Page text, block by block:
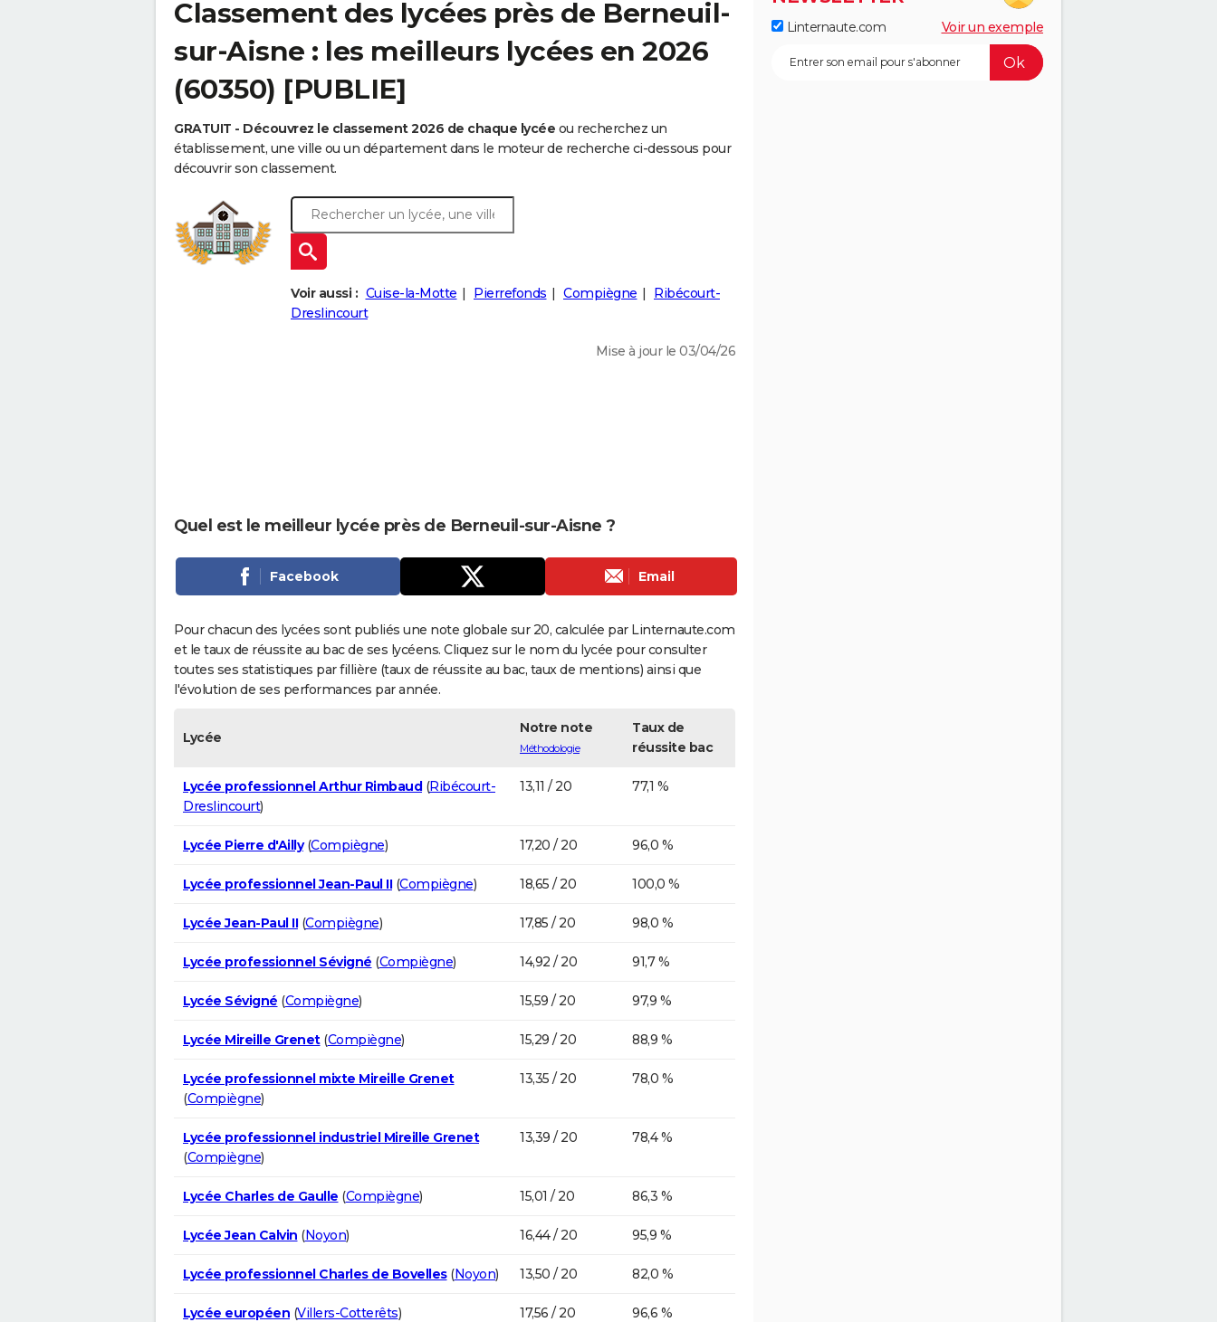
Classement des lycées près de Berneuil-
sur-Aisne : les meilleurs lycées en 2026
(60350) [PUBLIE]
GRATUIT - Découvrez le classement 2026 de chaque lycée ou recherchez un
établissement, une ville ou un département dans le moteur de recherche ci-dessous pour
découvrir son classement.
Voir aussi : Cuise-la-Motte Pierrefonds Compiègne
Ribécourt-
Dreslincourt
Mise à jour le 03/04/26
Quel est le meilleur lycée près de Berneuil-sur-Aisne ?
Facebook Email
Pour chacun des lycées sont publiés une note globale sur 20, calculée par Linternaute.com
et le taux de réussite au bac de ses lycéens. Cliquez sur le nom du lycée pour consulter
toutes ses statistiques par fillière (taux de réussite au bac, taux de mentions) ainsi que
l'évolution de ses performances par année.
Lycée
Notre note
Méthodologie
Taux de
réussite bac
Lycée professionnel Arthur Rimbaud(Ribécourt-
Dreslincourt)
13,11 / 20 77,1 %
Lycée Pierre d'Ailly(Compiègne) 17,20 / 20 96,0 %
Lycée professionnel Jean-Paul II(Compiègne) 18,65 / 20 100,0 %
Lycée Jean-Paul II(Compiègne) 17,85 / 20 98,0 %
Lycée professionnel Sévigné (Compiègne) 14,92 / 20 91,7 %
Lycée Sévigné (Compiègne) 15,59 / 20 97,9 %
Lycée Mireille Grenet(Compiègne) 15,29 / 20 88,9 %
Lycée professionnel mixte Mireille Grenet
(Compiègne)
13,35 / 20 78,0 %
Lycée professionnel industriel Mireille Grenet
(Compiègne)
13,39 / 20 78,4 %
Lycée Charles de Gaulle (Compiègne) 15,01 / 20 86,3 %
Lycée Jean Calvin (Noyon) 16,44 / 20 95,9 %
Lycée professionnel Charles de Bovelles(Noyon) 13,50 / 20 82,0 %
Lycée européen (Villers-Cotterêts) 17,56 / 20 96,6 %
Linternaute.com Voir un exemple